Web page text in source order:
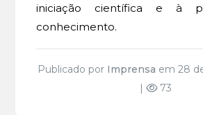
iniciação científica e à
conhecimento.
Publicado por Imprensa em 28
|
73